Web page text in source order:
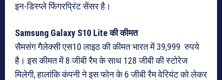
इन-डिस्प्ले फिंगरप्रिंट सेंसर है।
Samsung Galaxy S10 Lite की कीमत
सैमसंग गैलेक्सी एस10 लाइठ की कीमत भारत में 39,999 रुपये
है। इस कीमत में 8 जीबी रैम के साथ 128 जीबी की स्टोरेज
मिलेगी, हालांकि कंपनी ने इस फोन के 6 जीबी रैम वेरियंट को लेकर